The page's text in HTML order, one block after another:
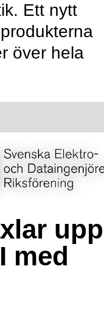
Ett nytt
över hela
upp
med